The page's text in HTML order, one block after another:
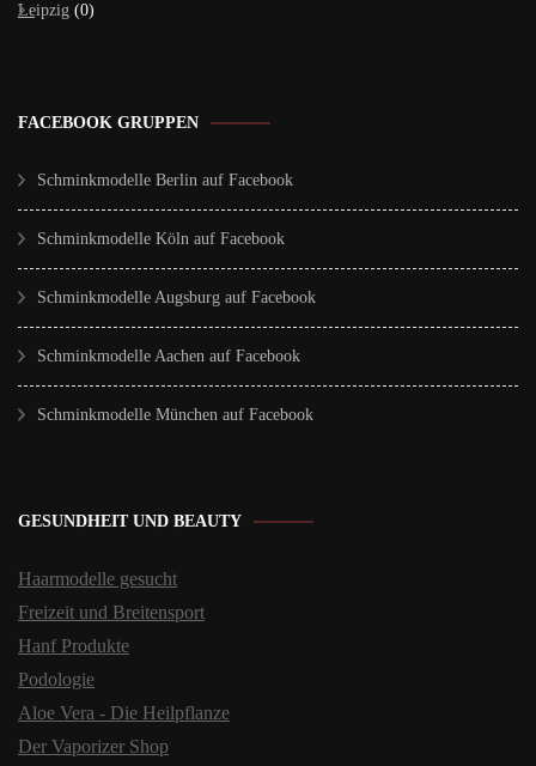
Leipzig (0)
FACEBOOK GRUPPEN
Schminkmodelle Berlin auf Facebook
Schminkmodelle Köln auf Facebook
Schminkmodelle Augsburg auf Facebook
Schminkmodelle Aachen auf Facebook
Schminkmodelle München auf Facebook
GESUNDHEIT UND BEAUTY
Haarmodelle gesucht
Freizeit und Breitensport
Hanf Produkte
Podologie
Aloe Vera - Die Heilpflanze
Der Vaporizer Shop